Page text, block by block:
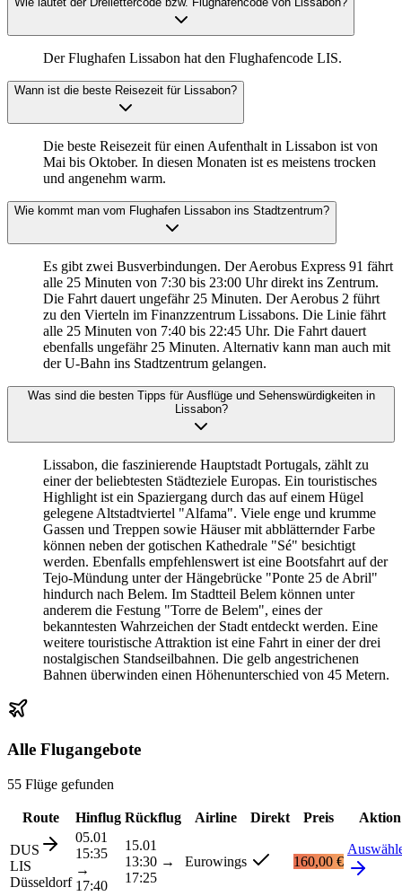
Der Flughafen Lissabon hat den Flughafencode LIS.
Wann ist die beste Reisezeit für Lissabon?
Die beste Reisezeit für einen Aufenthalt in Lissabon ist von
Mai bis Oktober. In diesen Monaten ist es meistens trocken
und angenehm warm.
Wie kommt man vom Flughafen Lissabon ins Stadtzentrum?
Es gibt zwei Busverbindungen. Der Aerobus Express 91 fährt
alle 25 Minuten von 7:30 bis 23:00 Uhr direkt ins Zentrum.
Die Fahrt dauert ungefähr 25 Minuten. Der Aerobus 2 führt
zu den Vierteln im Finanzzentrum Lissabons. Die Linie fährt
alle 25 Minuten von 7:40 bis 22:45 Uhr. Die Fahrt dauert
ebenfalls ungefähr 25 Minuten. Alternativ kann man auch mit
der U-Bahn ins Stadtzentrum gelangen.
Was sind die besten Tipps für Ausflüge und Sehenswürdigkeiten in
Lissabon?
Lissabon, die faszinierende Hauptstadt Portugals, zählt zu
einer der beliebtesten Städteziele Europas. Ein touristisches
Highlight ist ein Spaziergang durch das auf einem Hügel
gelegene Altstadtviertel "Alfama". Viele enge und krumme
Gassen und Treppen sowie Häuser mit abblätternder Farbe
können neben der gotischen Kathedrale "Sé" besichtigt
werden. Ebenfalls empfehlenswert ist eine Bootsfahrt auf der
Tejo-Mündung unter der Hängebrücke "Ponte 25 de Abril"
hindurch nach Belem. Im Stadtteil Belem können unter
anderem die Festung "Torre de Belem", eines der
bekanntesten Wahrzeichen der Stadt entdeckt werden. Eine
weitere touristische Attraktion ist eine Fahrt in einer der drei
nostalgischen Standseilbahnen. Die gelb angestrichenen
Bahnen überwinden einen Höhenunterschied von 45 Metern.
Alle Flugangebote
55 Flüge gefunden
Route Hinflug Rückflug Airline Direkt Preis Aktion
DUS
LIS
Düsseldorf
05.01
15:35
→
17:40
15.01
13:30 →
17:25
Eurowings 160,00 €